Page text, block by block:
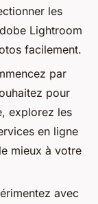
les
Lightroom
facilement.
par
pour
explorez les
en ligne
mieux à votre
avec